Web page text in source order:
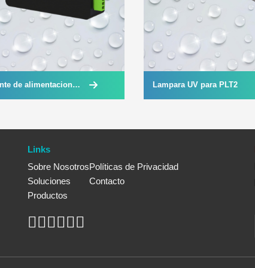
de alimentacion
Lampara UV para PLT2
Links
Sobre Nosotros
Soluciones
Productos
Políticas de Privacidad
Contacto